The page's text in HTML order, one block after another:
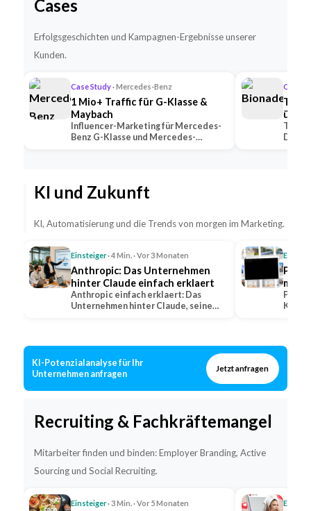
Cases
Erfolgsgeschichten und Kampagnen-Ergebnisse unserer
Kunden.
Case Study· Mercedes-Benz
1 Mio+ Traffic für G-Klasse &
Maybach
Influencer-Marketing für Mercedes-
Benz G-Klasse und Mercedes-
Case
KI und Zukunft
KI, Automatisierung und die Trends von morgen im Marketing.
Einsteiger· 4 Min. · Vor 3 Monaten
Anthropic: Das Unternehmen
hinter Claude einfach erklaert
Anthropic einfach erklaert: Das
Unternehmen hinter Claude, seine
mit
KI-
KI-Potenzialanalyse für Ihr
Unternehmen anfragen
Jetzt anfragen
Recruiting & Fachkräftemangel
Mitarbeiter finden und binden: Employer Branding, Active
Sourcing und Social Recruiting.
Einsteiger· 3 Min. · Vor 5 Monaten